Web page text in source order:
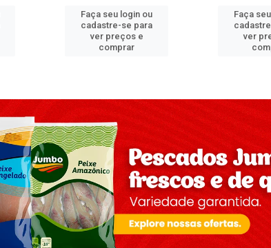
Faça seu login ou
cadastre-se para
ver preços e
comprar
Faça
ver